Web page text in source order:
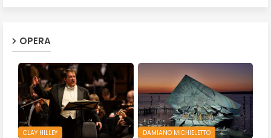
OPERA
CLAY HILLEY DAMIANO MICHIELETTO